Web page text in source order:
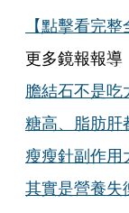
【點擊看完整
更多鏡報報導
膽結石不是
糖高、脂肪肝
瘦瘦針副作
其實是營養失